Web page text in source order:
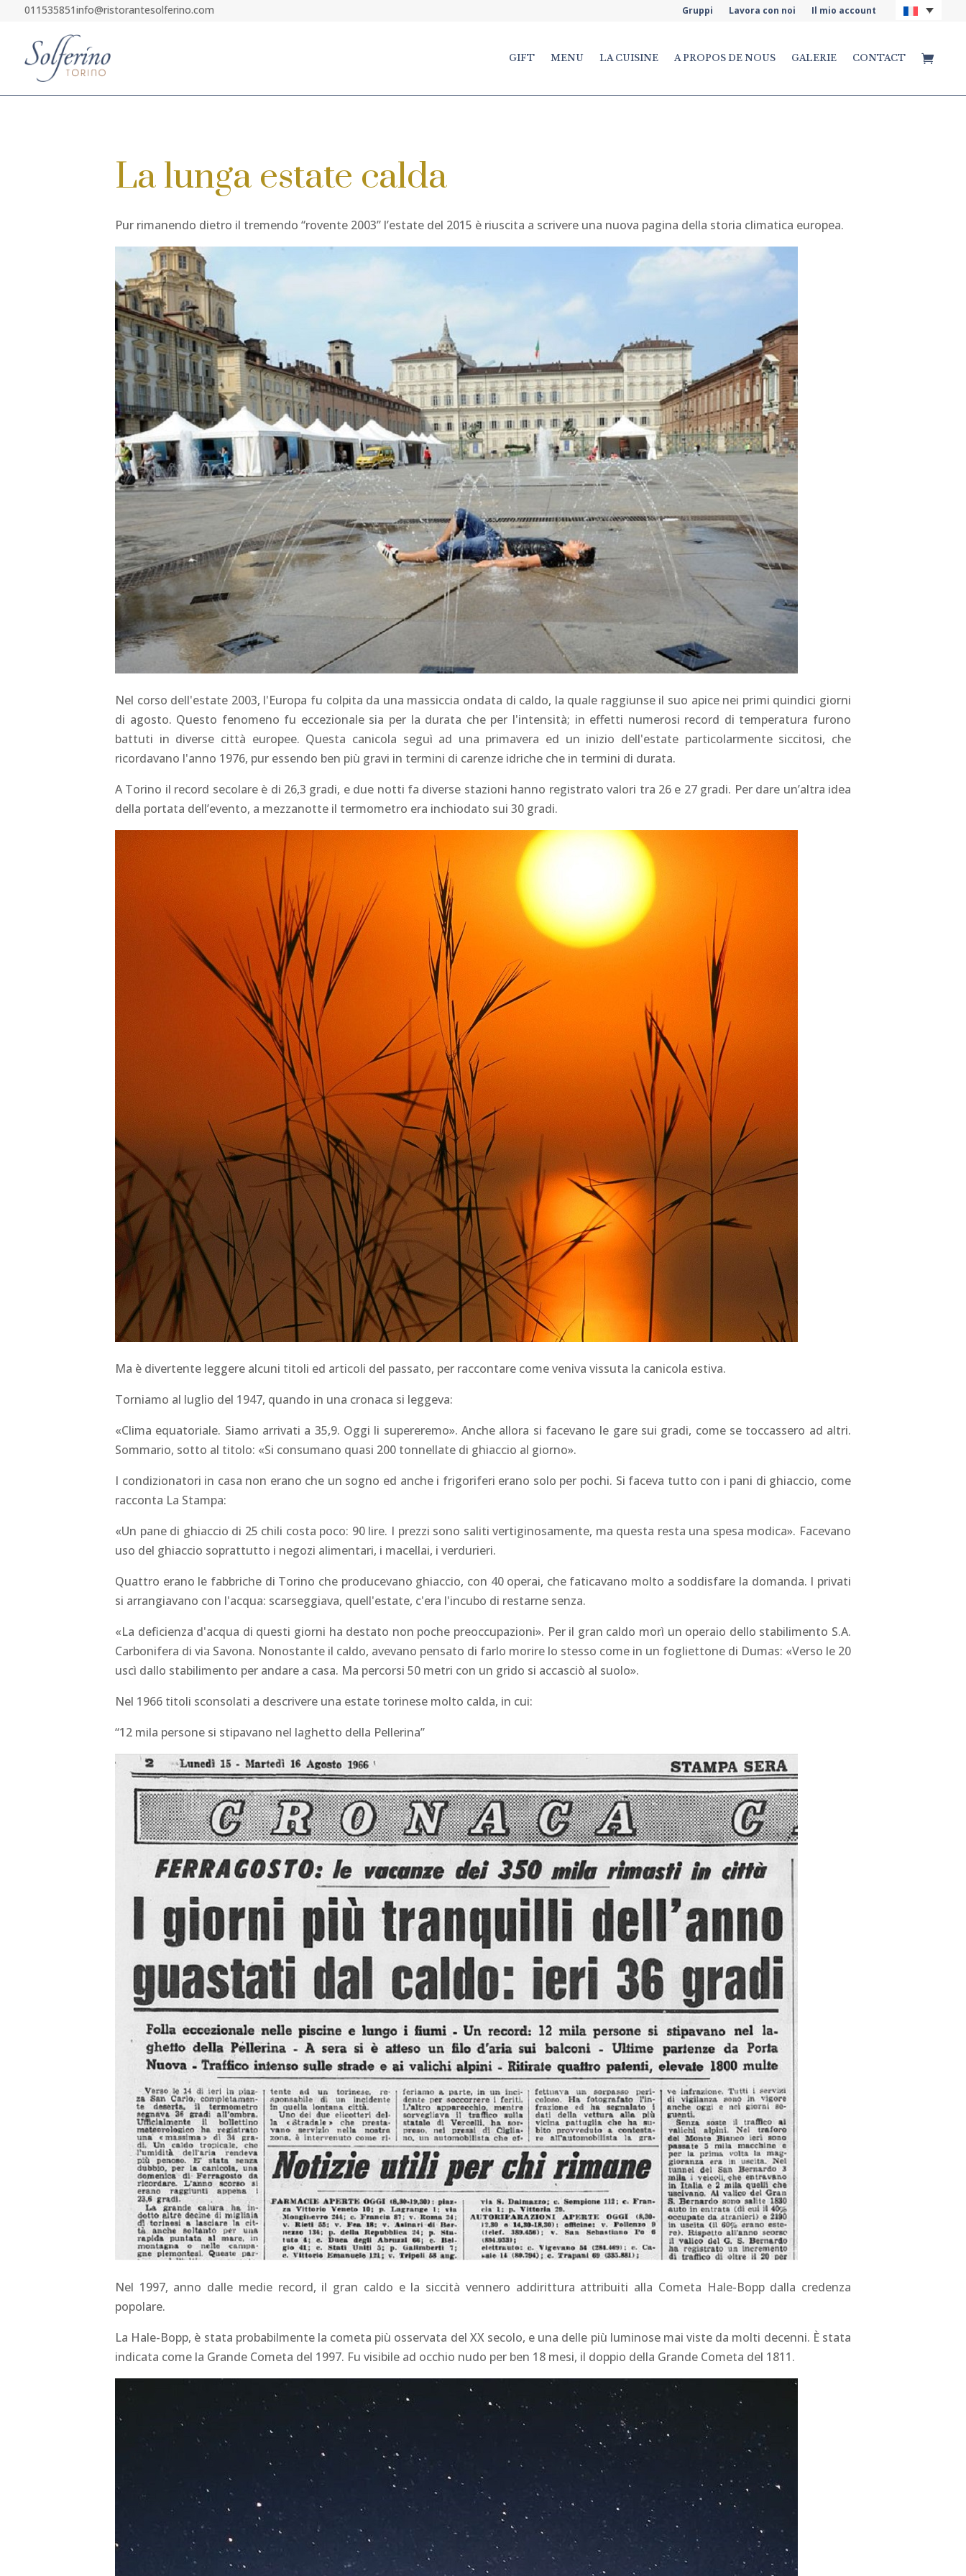
011535851info@ristorantesolferino.com Gruppi Lavora con noi Il mio account
GIFT MENU LA CUISINE A PROPOS DE NOUS GALERIE CONTACT
La lunga estate calda
Pur rimanendo dietro il tremendo “rovente 2003” l’estate del 2015 è riuscita a scrivere una nuova pagina della storia climatica europea.
Nel corso dell'estate 2003, l'Europa fu colpita da una massiccia ondata di caldo, la quale raggiunse il suo apice nei primi quindici giorni
di agosto. Questo fenomeno fu eccezionale sia per la durata che per l'intensità; in effetti numerosi record di temperatura furono
battuti in diverse città europee. Questa canicola seguì ad una primavera ed un inizio dell'estate particolarmente siccitosi, che
ricordavano l'anno 1976, pur essendo ben più gravi in termini di carenze idriche che in termini di durata.
A Torino il record secolare è di 26,3 gradi, e due notti fa diverse stazioni hanno registrato valori tra 26 e 27 gradi. Per dare un’altra idea
della portata dell’evento, a mezzanotte il termometro era inchiodato sui 30 gradi.
Ma è divertente leggere alcuni titoli ed articoli del passato, per raccontare come veniva vissuta la canicola estiva.
Torniamo al luglio del 1947, quando in una cronaca si leggeva:
«Clima equatoriale. Siamo arrivati a 35,9. Oggi li supereremo». Anche allora si facevano le gare sui gradi, come se toccassero ad altri.
Sommario, sotto al titolo: «Si consumano quasi 200 tonnellate di ghiaccio al giorno».
I condizionatori in casa non erano che un sogno ed anche i frigoriferi erano solo per pochi. Si faceva tutto con i pani di ghiaccio, come
racconta La Stampa:
«Un pane di ghiaccio di 25 chili costa poco: 90 lire. I prezzi sono saliti vertiginosamente, ma questa resta una spesa modica». Facevano
uso del ghiaccio soprattutto i negozi alimentari, i macellai, i verdurieri.
Quattro erano le fabbriche di Torino che producevano ghiaccio, con 40 operai, che faticavano molto a soddisfare la domanda. I privati
si arrangiavano con l'acqua: scarseggiava, quell'estate, c'era l'incubo di restarne senza.
«La deficienza d'acqua di questi giorni ha destato non poche preoccupazioni». Per il gran caldo morì un operaio dello stabilimento S.A.
Carbonifera di via Savona. Nonostante il caldo, avevano pensato di farlo morire lo stesso come in un fogliettone di Dumas: «Verso le 20
uscì dallo stabilimento per andare a casa. Ma percorsi 50 metri con un grido si accasciò al suolo».
Nel 1966 titoli sconsolati a descrivere una estate torinese molto calda, in cui:
“12 mila persone si stipavano nel laghetto della Pellerina”
Nel 1997, anno dalle medie record, il gran caldo e la siccità vennero addirittura attribuiti alla Cometa Hale-Bopp dalla credenza
popolare.
La Hale-Bopp, è stata probabilmente la cometa più osservata del XX secolo, e una delle più luminose mai viste da molti decenni. È stata
indicata come la Grande Cometa del 1997. Fu visibile ad occhio nudo per ben 18 mesi, il doppio della Grande Cometa del 1811.